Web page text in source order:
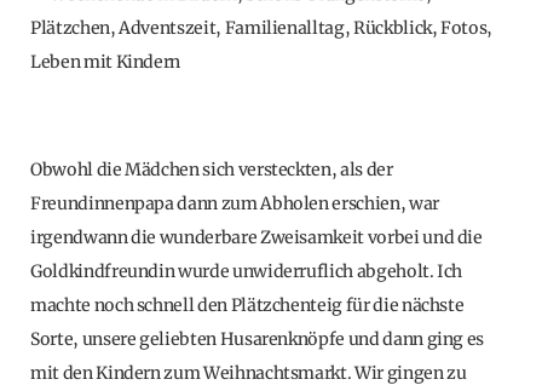
Obwohl die Mädchen sich versteckten, als der
Freundinnenpapa dann zum Abholen erschien, war
irgendwann die wunderbare Zweisamkeit vorbei und die
Goldkindfreundin wurde unwiderruflich abgeholt. Ich
machte noch schnell den Plätzchenteig für die nächste
Sorte, unsere geliebten Husarenknöpfe und dann ging es
mit den Kindern zum Weihnachtsmarkt. Wir gingen zu